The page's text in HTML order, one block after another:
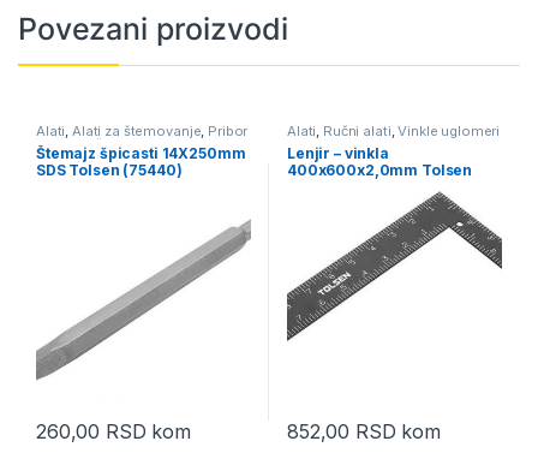
Povezani proizvodi
Alati,Alati za štemovanje, Pribor
za električni alat
Štemajz špicasti 14X250mm
SDS Tolsen (75440)
260,00 RSD kom
Alati, Ručni alati,Vinkle uglomeri
lenjiri
Lenjir – vinkla
400x600x2,0mm Tolsen
852,00 RSD kom